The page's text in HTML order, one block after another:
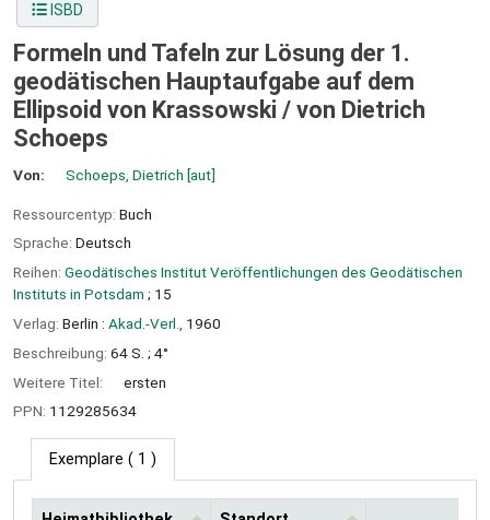
ISBD
Formeln und Tafeln zur Lösung der 1.
geodätischen Hauptaufgabe auf dem
Ellipsoid von Krassowski / von Dietrich
Schoeps
Von: Schoeps, Dietrich [aut]
Ressourcentyp: Buch
Sprache: Deutsch
Reihen: Geodätisches Institut Veröffentlichungen des Geodätischen
Instituts in Potsdam ; 15
Verlag: Berlin : Akad.-Verl.,
1960
Beschreibung: 64 S. ; 4°
Weitere Titel:
ersten
PPN: 1129285634
Exemplare ( 1 )